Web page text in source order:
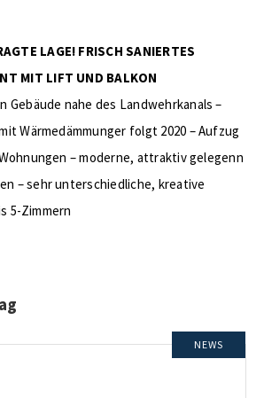
LAGE! FRISCH SANIERTES
MIT LIFT UND BALKON
Gebäude nahe des Landwehrkanals –
Wärmedämmunger folgt 2020 – Aufzug
– moderne, attraktiv gelegenn
– sehr unterschiedliche, kreative
5-Zimmern
NEWS